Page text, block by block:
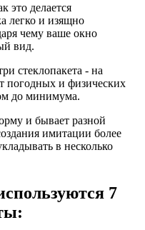
это делается
легко и изящно
чему ваше окно
вид.
стеклопакета - на
погодных и физических
до минимума.
и бывает разной
имитации более
в несколько
7